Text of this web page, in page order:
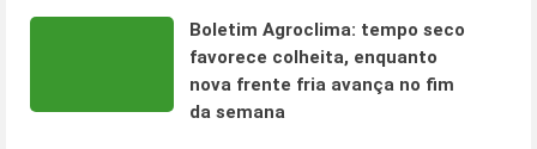
Boletim Agroclima: tempo seco
favorece colheita, enquanto
nova frente fria avança no fim
da semana